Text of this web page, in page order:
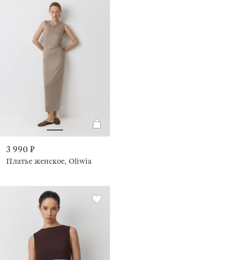
3 990 ₽
Платье женское, Oliwia